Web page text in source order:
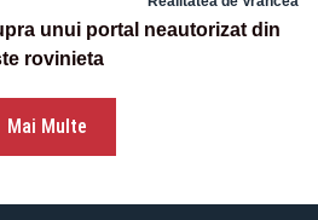
unui portal neautorizat din
rovinieta
Mai Multe